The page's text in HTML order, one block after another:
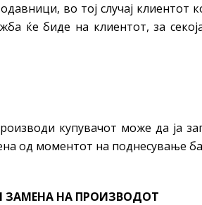
во тој случај
ќе биде на клиентот, за
купувачот може да ја
од моментот на поднесување
НА ПРОИЗВОДОТ